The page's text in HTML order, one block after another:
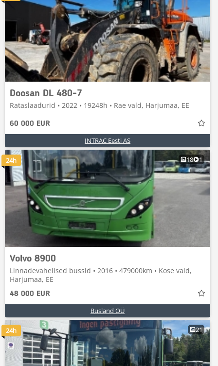
Doosan DL 480-7
Rataslaadurid • 2022 • 19248h • Rae vald, Harjumaa, EE
60 000 EUR
INTRAC Eesti AS
18 1
Volvo 8900
Linnadevahelised bussid • 2016 • 479000km • Kose vald,
Harjumaa, EE
48 000 EUR
Busland OÜ
24h
21
24h